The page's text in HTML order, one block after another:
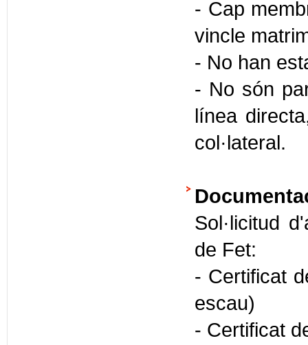
- Cap
vincle
- No han
- No són
línea
col·lateral.
Sol·licitud
de Fet:
- Certificat
escau)
- Certificat